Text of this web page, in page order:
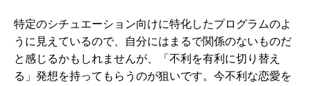
特定のシチュエーション向けに特化したプログラムのよ
うに見えているので、自分にはまるで関係のないものだ
と感じるかもしれませんが、「不利を有利に切り替え
る」発想を持ってもらうのが狙いです。今不利な恋愛を